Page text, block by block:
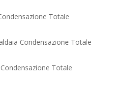
Totale
Condensazione Totale
Totale